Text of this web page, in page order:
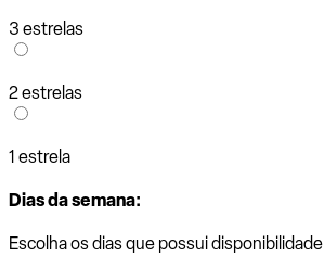
3 estrelas
2 estrelas
1 estrela
Dias da semana:
Escolha os dias que possui disponibilidade